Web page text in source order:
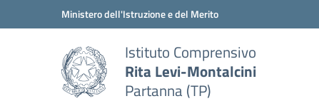
Vai ai contenuti
Vai al menu di navigazioneMinistero dell'Istruzione e del Merito
Istituto Comprensivo
Rita Levi-Montalcini
Partanna (TP)